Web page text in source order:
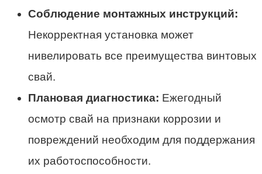
Соблюдение монтажных инструкций:
Некорректная установка может
нивелировать все преимущества винтовых
свай.
Плановая диагностика: Ежегодный
осмотр свай на признаки коррозии и
повреждений необходим для поддержания
их работоспособности.